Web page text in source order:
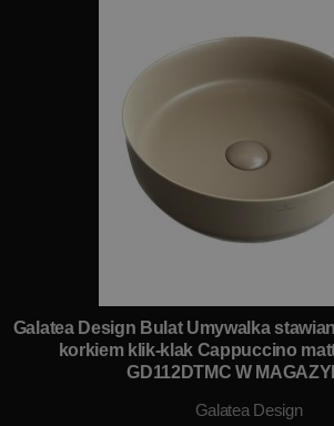
Galatea Design Bulat Umywalka
korkiem klik-klak Cappuccino
GD112DTMC W
Galatea Design